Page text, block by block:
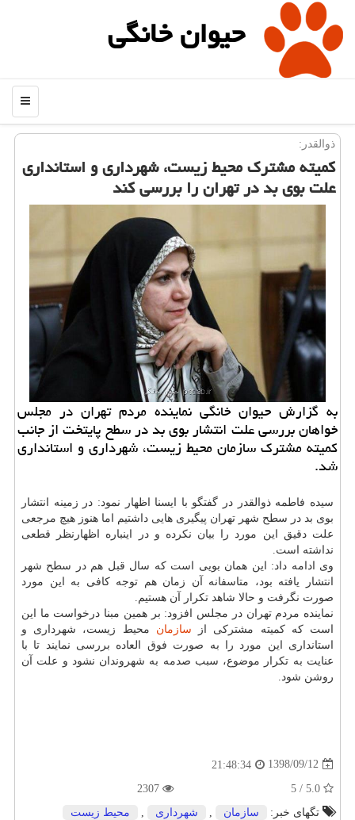
حیوان خانگی
منو
ذوالقدر:
كمیته مشترك محیط زیست، شهرداری و استانداری
علت بوی بد در تهران را بررسی كند
به گزارش حیوان خانگی نماینده مردم تهران در مجلس
خواهان بررسی علت انتشار بوی بد در سطح پایتخت از جانب
كمیته مشترك سازمان محیط زیست، شهرداری و استانداری
شد.
سیده فاطمه ذوالقدر در گفتگو با ایسنا اظهار نمود: در زمینه انتشار
بوی بد در سطح شهر تهران پیگیری هایی داشتیم اما هنوز هیچ مرجعی
علت دقیق این مورد را بیان نكرده و در اینباره اظهارنظر قطعی
نداشته است.
وی ادامه داد: این همان بویی است كه سال قبل هم در سطح شهر
انتشار یافته بود، متاسفانه آن زمان هم توجه كافی به این مورد
صورت نگرفت و حالا شاهد تكرار آن هستیم.
نماینده مردم تهران در مجلس افزود: بر همین مبنا درخواست ما این
است كه كمیته مشتركی از سازمان محیط زیست، شهرداری و
استانداری این مورد را به صورت فوق العاده بررسی نمایند تا با
عنایت به تكرار موضوع، سبب صدمه به شهروندان نشود و علت آن
روشن شود.
1398/09/12
21:48:34
تگهای خبر:
سازمان , شهرداری , محیط زیست